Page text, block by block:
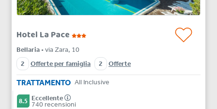
Hotel La Pace
Bellaria • via Zara, 10
2
Offerte per famiglia 2 Offerte
TRATTAMENTO All Inclusive
8.5 Eccellente
740 recensioni